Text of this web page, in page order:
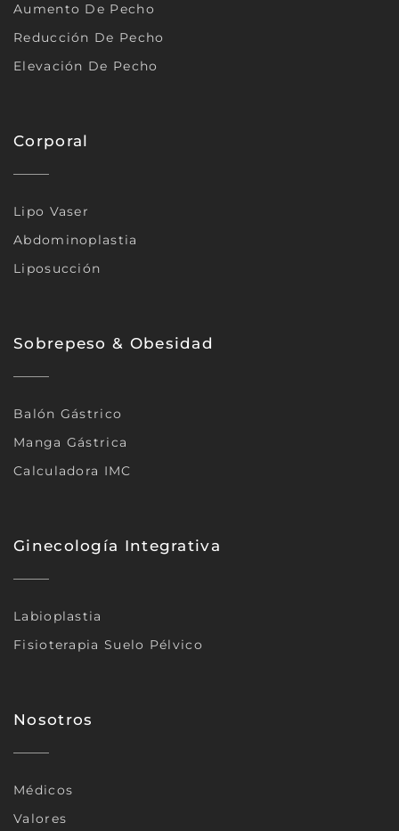
Aumento De Pecho
Reducción De Pecho
Elevación De Pecho
Corporal
Lipo Vaser
Abdominoplastia
Liposucción
Sobrepeso & Obesidad
Balón Gástrico
Manga Gástrica
Calculadora IMC
Ginecología Integrativa
Labioplastia
Fisioterapia Suelo Pélvico
Nosotros
Médicos
Valores